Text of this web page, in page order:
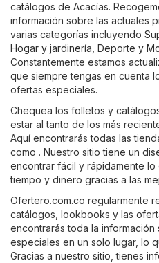
catálogos de Acacías.
información sobre las actuales
varias categorías incluyendo
Hogar y jardinería Deporte y
Constantemente estamos
que siempre tengas en cuenta
ofertas especiales.
Chequea los folletos y
estar al tanto de los más
Aquí encontrarás todas las
como . Nuestro sitio tiene un
encontrar fácil y rápidamente
tiempo y dinero gracias a las
Ofertero.com.co regularmente
catálogos, lookbooks y las
encontrarás toda la
especiales en un solo lugar, lo
Gracias a nuestro sitio, tienes